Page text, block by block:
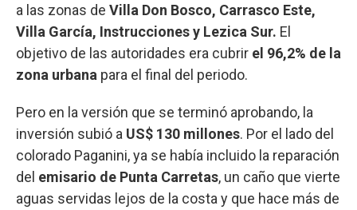
a las zonas de Villa Don Bosco, Carrasco Este,
Villa García, Instrucciones y Lezica Sur. El
objetivo de las autoridades era cubrir el 96,2% de la
zona urbana para el final del periodo.
Pero en la versión que se terminó aprobando, la
inversión subió a US$ 130 millones. Por el lado del
colorado Paganini, ya se había incluido la reparación
del emisario de Punta Carretas, un caño que vierte
aguas servidas lejos de la costa y que hace más de